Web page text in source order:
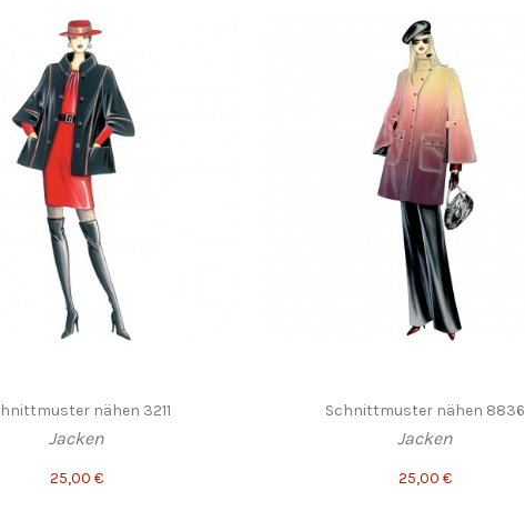
nähen 3211
Jacken
25,00 €
Schnittmuster nähen 8836
Jacken
25,00 €